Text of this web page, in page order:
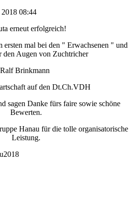
08:44
erneut erfolgreich!
ersten mal bei den " Erwachsenen " und
den Augen von Zuchtricher
Ralf Brinkmann
auf den Dt.Ch.VDH
sagen Danke fürs faire sowie schöne
Bewerten.
Hanau für die tolle organisatorische
Leistung.